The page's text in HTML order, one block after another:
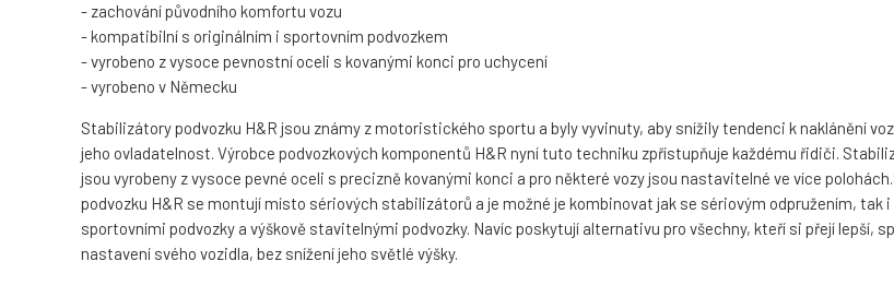
- zachování původního komfortu vozu
- kompatibilní s originálním i sportovním podvozkem
- vyrobeno z vysoce pevnostní oceli s kovanými konci pro uchycení
- vyrobeno v Německu
Stabilizátory podvozku H&R jsou známy z motoristického sportu a byly vyvinuty, aby snížily tendenci k naklánění
jeho ovladatelnost. Výrobce podvozkových komponentů H&R nyní tuto techniku zpřístupňuje každému řidiči.
jsou vyrobeny z vysoce pevné oceli s precizně kovanými konci a pro některé vozy jsou nastavitelné ve více
podvozku H&R se montují místo sériových stabilizátorů a je možné je kombinovat jak se sériovým odpružením, tak i
sportovními podvozky a výškově stavitelnými podvozky. Navíc poskytují alternativu pro všechny, kteří si přejí lepší,
nastavení svého vozidla, bez snížení jeho světlé výšky.